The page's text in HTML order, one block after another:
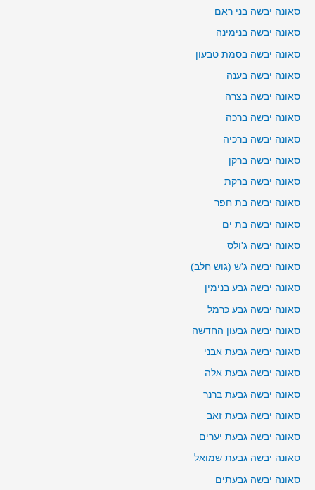
סאונה יבשה בני ראם
סאונה יבשה בנימינה
סאונה יבשה בסמת טבעון
סאונה יבשה בענה
סאונה יבשה בצרה
סאונה יבשה ברכה
סאונה יבשה ברכיה
סאונה יבשה ברקן
סאונה יבשה ברקת
סאונה יבשה בת חפר
סאונה יבשה בת ים
סאונה יבשה ג'ולס
סאונה יבשה ג'ש (גוש חלב)
סאונה יבשה גבע בנימין
סאונה יבשה גבע כרמל
סאונה יבשה גבעון החדשה
סאונה יבשה גבעת אבני
סאונה יבשה גבעת אלה
סאונה יבשה גבעת ברנר
סאונה יבשה גבעת זאב
סאונה יבשה גבעת יערים
סאונה יבשה גבעת שמואל
סאונה יבשה גבעתים